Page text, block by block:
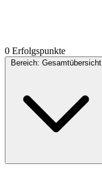
0 Erfolgspunkte
Bereich: Gesamtübersicht